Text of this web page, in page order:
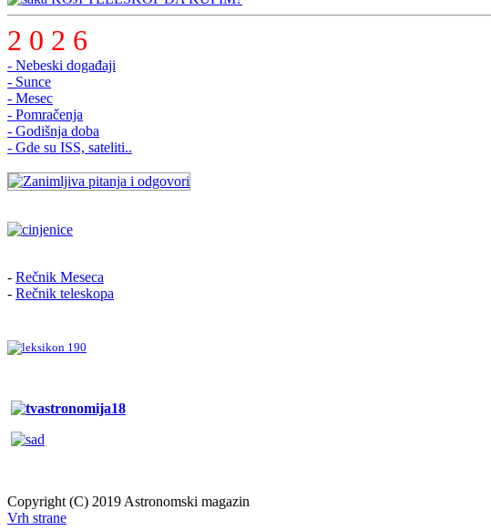
2 0 2 6
- Nebeski događaji
- Sunce
- Mesec
- Pomračenja
- Godišnja doba
- Gde su ISS, sateliti..
- Rečnik Meseca
- Rečnik teleskopa
Copyright (C) 2019 Astronomski magazin
Vrh strane